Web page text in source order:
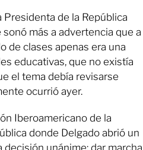
Presidenta de la República
más a advertencia que a
de clases apenas era una
educativas, que no existía
el tema debía revisarse
ocurrió ayer.
Iberoamericano de la
donde Delgado abrió un
unánime: dar marcha